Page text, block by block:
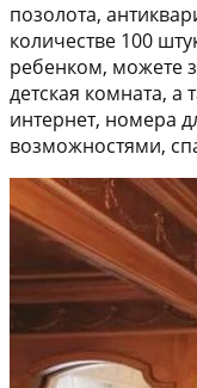
позолота,
количестве 100
ребенком, можете
детская комната, а
интернет, номера
возможностями,